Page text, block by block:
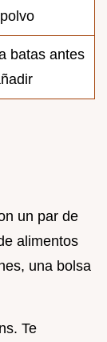
batas antes
un par de
alimentos
una bolsa
Te